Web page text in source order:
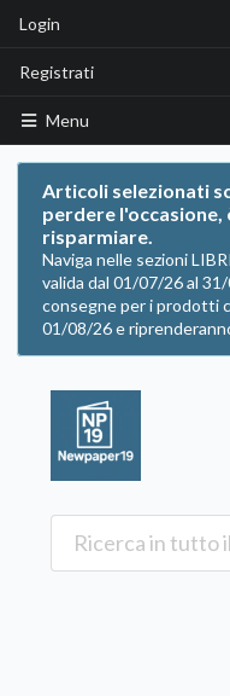
Login
Registrati
Menu
Articoli selezionati
perdere
risparmiare.
Naviga nelle sezioni
valida dal 01/07/26 al
consegne per i prodotti
01/08/26 e